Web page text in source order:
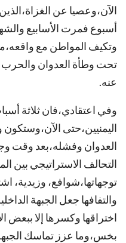
الآن،وعصيا عن
أسبوع فمرت الأسابيع
وتكيف المواطن مع
تحت وطأة العدوان والحرب
عنه.
وفي اعتقادي،فان ثلاثة
اليمنيين،حتى الآن،وستكون
العدوان وفشله،بعد وقت
التحالف الاستراتيجي بين
توجهاتها،شوافع، وزيدية،
والتفافها جعل الجبهة
اختراقها وكسرها إلا ببعض
بخس،وما عزز تماسك